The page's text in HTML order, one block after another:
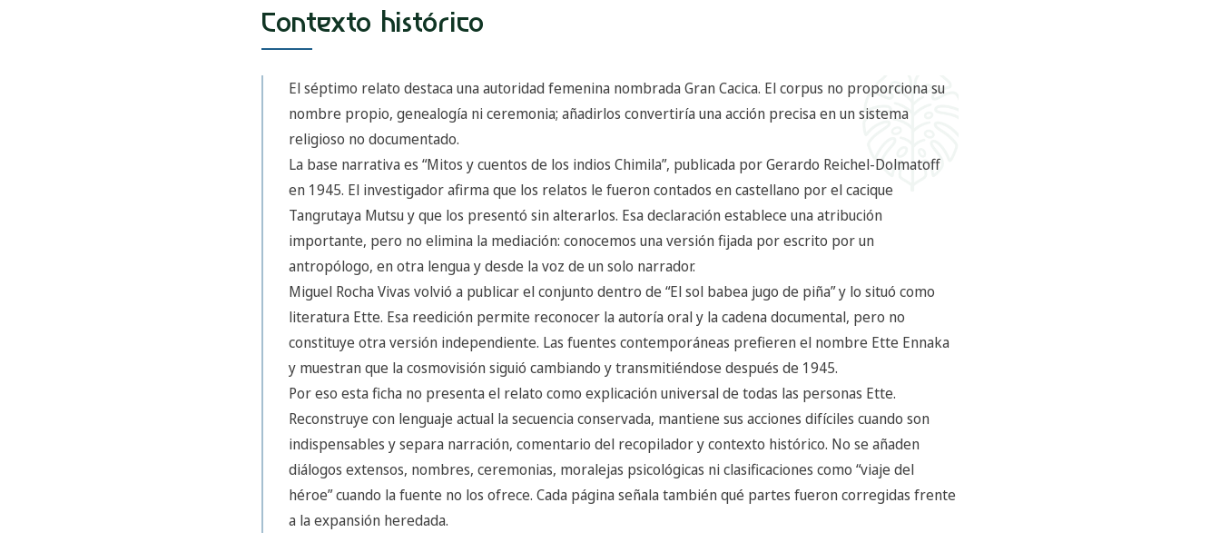
Contexto histórico
El séptimo relato destaca una autoridad femenina nombrada Gran Cacica. El corpus no proporciona su
nombre propio, genealogía ni ceremonia; añadirlos convertiría una acción precisa en un sistema
religioso no documentado.
La base narrativa es “Mitos y cuentos de los indios Chimila”, publicada por Gerardo Reichel-Dolmatoff
en 1945. El investigador afirma que los relatos le fueron contados en castellano por el cacique
Tangrutaya Mutsu y que los presentó sin alterarlos. Esa declaración establece una atribución
importante, pero no elimina la mediación: conocemos una versión fijada por escrito por un
antropólogo, en otra lengua y desde la voz de un solo narrador.
Miguel Rocha Vivas volvió a publicar el conjunto dentro de “El sol babea jugo de piña” y lo situó como
literatura Ette. Esa reedición permite reconocer la autoría oral y la cadena documental, pero no
constituye otra versión independiente. Las fuentes contemporáneas prefieren el nombre Ette Ennaka
y muestran que la cosmovisión siguió cambiando y transmitiéndose después de 1945.
Por eso esta ficha no presenta el relato como explicación universal de todas las personas Ette.
Reconstruye con lenguaje actual la secuencia conservada, mantiene sus acciones difíciles cuando son
indispensables y separa narración, comentario del recopilador y contexto histórico. No se añaden
diálogos extensos, nombres, ceremonias, moralejas psicológicas ni clasificaciones como “viaje del
héroe” cuando la fuente no los ofrece. Cada página señala también qué partes fueron corregidas frente
a la expansión heredada.